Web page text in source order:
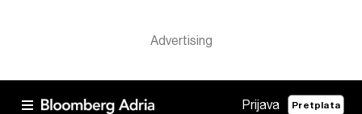
Prijava Pretplata